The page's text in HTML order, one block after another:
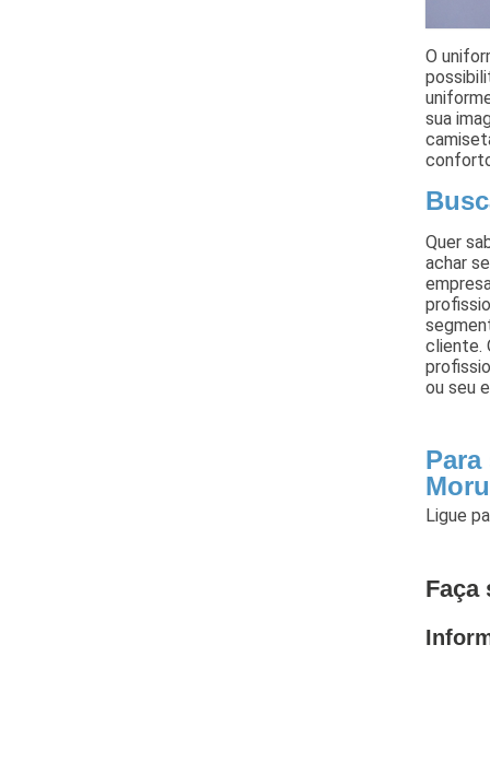
O
sua
Quer
achar
cliente.
ou seu
Ligue
Faça